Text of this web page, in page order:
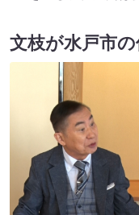
文枝が水戸市の